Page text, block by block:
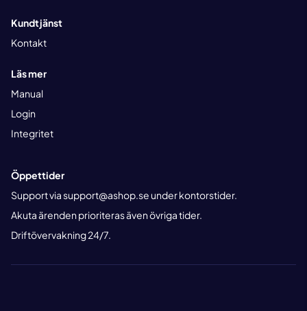
Kundtjänst
Kontakt
Läs mer
Manual
Login
Integritet
Öppettider
Support via support@ashop.se under kontorstider.
Akuta ärenden prioriteras även övriga tider.
Driftövervakning 24/7.